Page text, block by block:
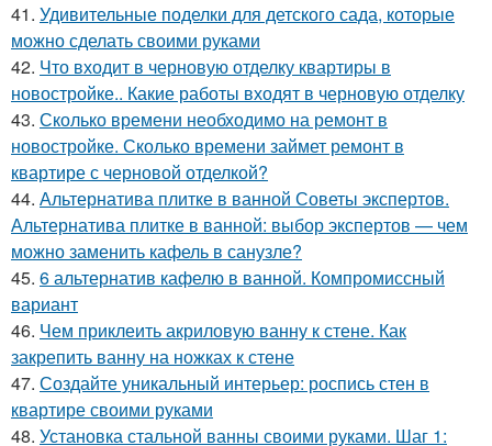
41. Удивительные поделки для детского сада, которые
можно сделать своими руками
42. Что входит в черновую отделку квартиры в
новостройке.. Какие работы входят в черновую отделку
43. Сколько времени необходимо на ремонт в
новостройке. Сколько времени займет ремонт в
квартире с черновой отделкой?
44. Альтернатива плитке в ванной Советы экспертов.
Альтернатива плитке в ванной: выбор экспертов — чем
можно заменить кафель в санузле?
45. 6 альтернатив кафелю в ванной. Компромиссный
вариант
46. Чем приклеить акриловую ванну к стене. Как
закрепить ванну на ножках к стене
47. Создайте уникальный интерьер: роспись стен в
квартире своими руками
48. Установка стальной ванны своими руками. Шаг 1: